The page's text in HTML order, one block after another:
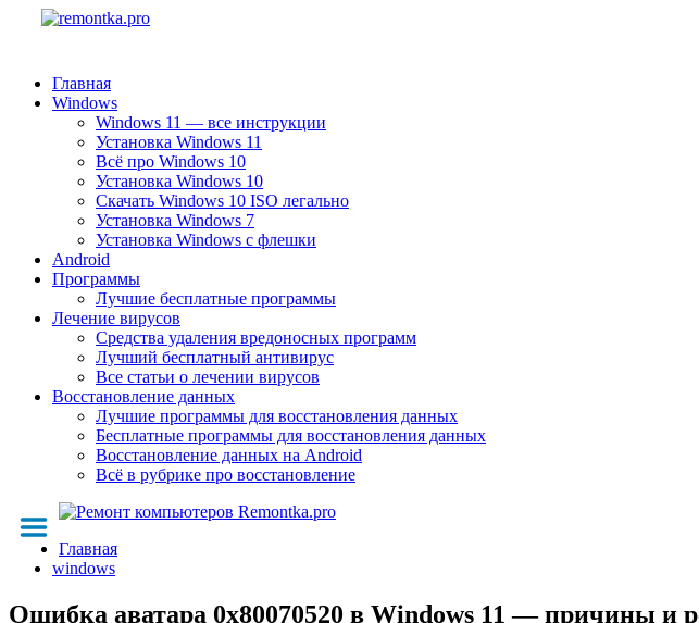
Главная
Windows
Windows 11 — все инструкции
Установка Windows 11
Всё про Windows 10
Установка Windows 10
Скачать Windows 10 ISO легально
Установка Windows 7
Установка Windows с флешки
Android
Программы
Лучшие бесплатные программы
Лечение вирусов
Средства удаления вредоносных программ
Лучший бесплатный антивирус
Все статьи о лечении вирусов
Восстановление данных
Лучшие программы для восстановления данных
Бесплатные программы для восстановления данных
Восстановление данных на Android
Всё в рубрике про восстановление
Главная
windows
Ошибка аватара 0x80070520 в Windows 11 — причины и